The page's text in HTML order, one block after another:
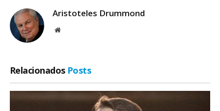
Aristoteles Drummond
Site
Relacionados Posts